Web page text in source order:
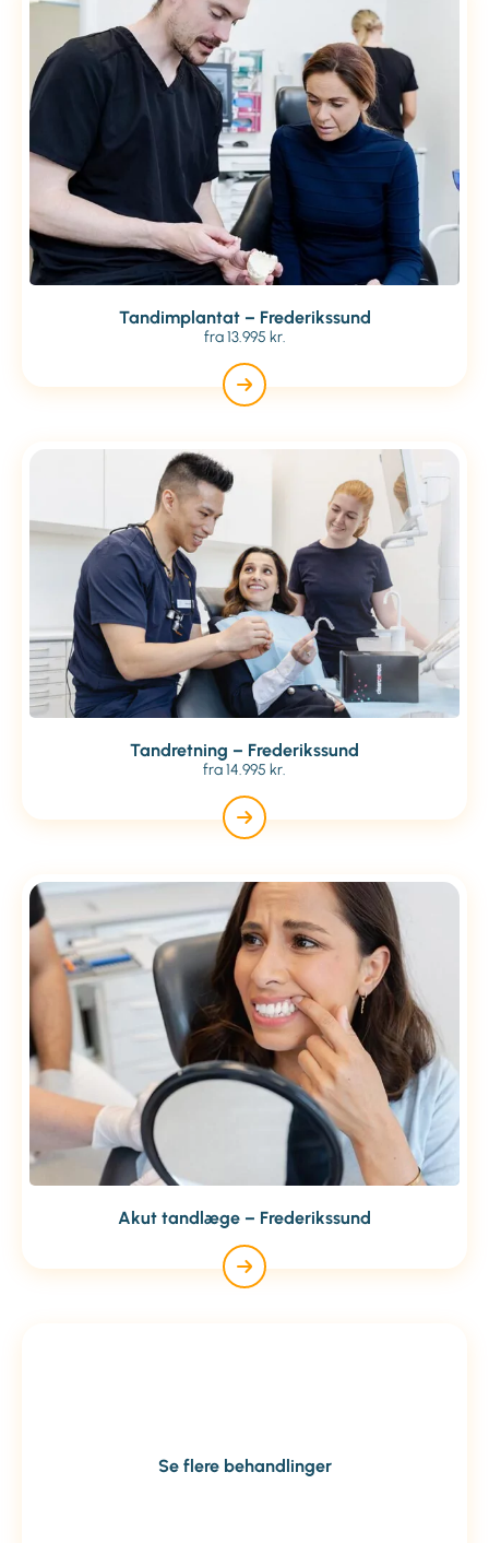
Tandimplantat – Frederikssund
fra 13.995 kr.
Tandretning – Frederikssund
fra 14.995 kr.
Akut tandlæge – Frederikssund
Se flere behandlinger